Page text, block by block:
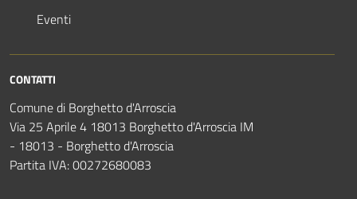
Eventi
CONTATTI
Comune di Borghetto d'Arroscia
Via 25 Aprile 4 18013 Borghetto d'Arroscia IM
- 18013 - Borghetto d'Arroscia
Partita IVA: 00272680083